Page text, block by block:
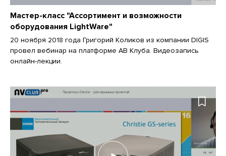
Мастер-класс "Ассортимент и возможности
оборудования LightWare"
20 ноября 2018 года Григорий Коликов из компании DIGIS
провел вебинар на платформе АВ Клуба. Видеозапись
онлайн-лекции.